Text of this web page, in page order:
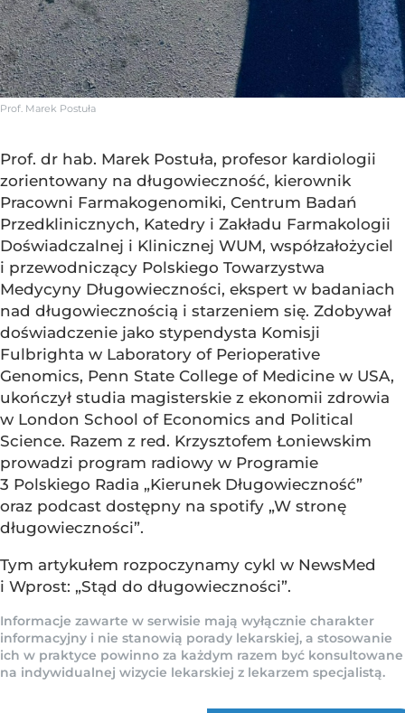
Prof. Marek Postuła
Prof. dr hab. Marek Postuła, profesor kardiologii
zorientowany na długowieczność, kierownik
Pracowni Farmakogenomiki, Centrum Badań
Przedklinicznych, Katedry i Zakładu Farmakologii
Doświadczalnej i Klinicznej WUM, współzałożyciel
i przewodniczący Polskiego Towarzystwa
Medycyny Długowieczności, ekspert w badaniach
nad długowiecznością i starzeniem się. Zdobywał
doświadczenie jako stypendysta Komisji
Fulbrighta w Laboratory of Perioperative
Genomics, Penn State College of Medicine w USA,
ukończył studia magisterskie z ekonomii zdrowia
w London School of Economics and Political
Science. Razem z red. Krzysztofem Łoniewskim
prowadzi program radiowy w Programie
3 Polskiego Radia „Kierunek Długowieczność”
oraz podcast dostępny na spotify „W stronę
długowieczności”.
Tym artykułem rozpoczynamy cykl w NewsMed
i Wprost: „Stąd do długowieczności”.
Informacje zawarte w serwisie mają wyłącznie charakter
informacyjny i nie stanowią porady lekarskiej, a stosowanie
ich w praktyce powinno za każdym razem być konsultowane
na indywidualnej wizycie lekarskiej z lekarzem specjalistą.